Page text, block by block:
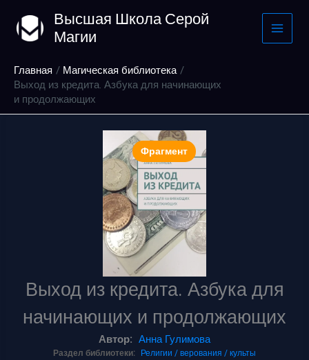
содержимому
Высшая Школа Серой
Магии
Главная
Магическая библиотека
Выход из кредита. Азбука для начинающих
и продолжающих
Фрагмент
Выход из кредита. Азбука для
начинающих и продолжающих
Автор: Анна Гулимова
Раздел библиотеки: Религии / верования / культы